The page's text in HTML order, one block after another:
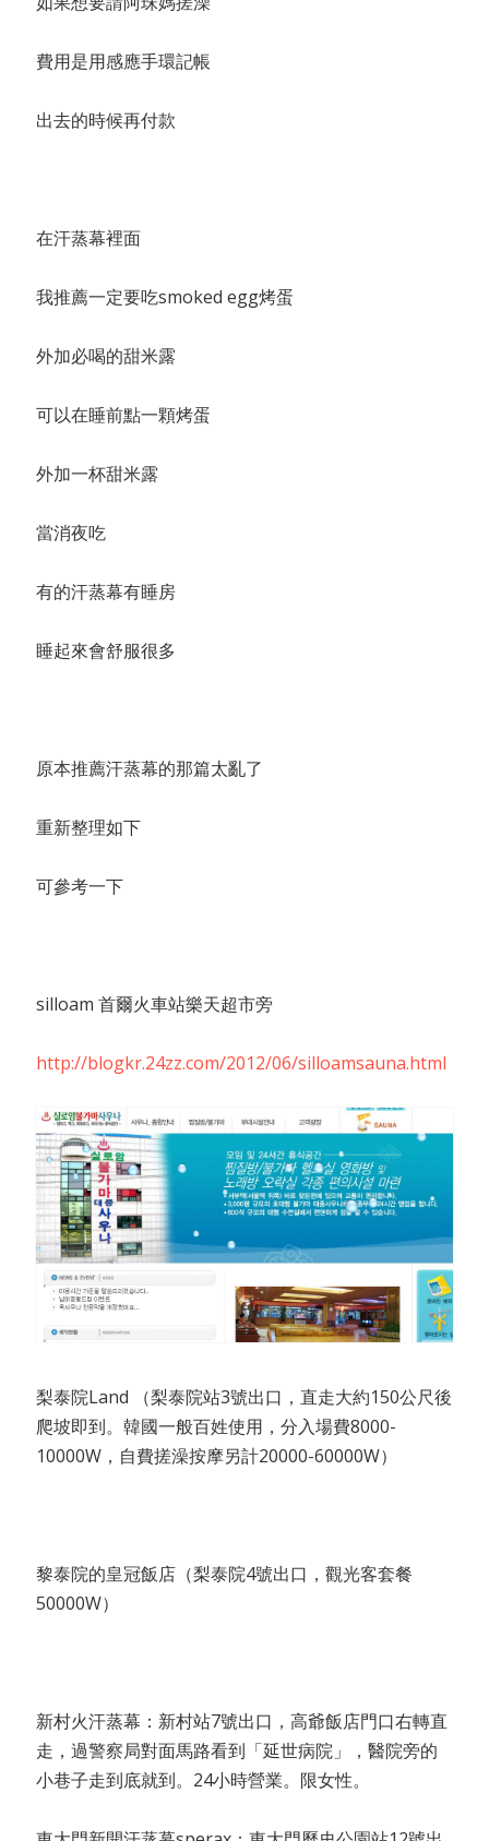
費用是用感應手環記帳
出去的時候再付款
在汗蒸幕裡面
我推薦一定要吃smoked egg烤蛋
外加必喝的甜米露
可以在睡前點一顆烤蛋
外加一杯甜米露
當消夜吃
有的汗蒸幕有睡房
睡起來會舒服很多
原本推薦汗蒸幕的那篇太亂了
重新整理如下
可參考一下
silloam 首爾火車站樂天超市旁
http://blogkr.24zz.com/2012/06/silloamsauna.html
梨泰院Land （梨泰院站3號出口，直走大約150公尺後
爬坡即到。韓國一般百姓使用，分入場費8000-
10000W，自費搓澡按摩另計20000-60000W）
黎泰院的皇冠飯店（梨泰院4號出口，觀光客套餐
50000W）
新村火汗蒸幕：新村站7號出口，高爺飯店門口右轉直
走，過警察局對面馬路看到「延世病院」，醫院旁的
小巷子走到底就到。24小時營業。限女性。